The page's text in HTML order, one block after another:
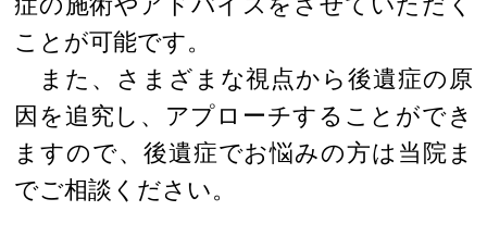
ことが可能です。
また、さまざまな視点から後遺症の原
因を追究し、アプローチすることができ
ますので、後遺症でお悩みの方は当院ま
でご相談ください。